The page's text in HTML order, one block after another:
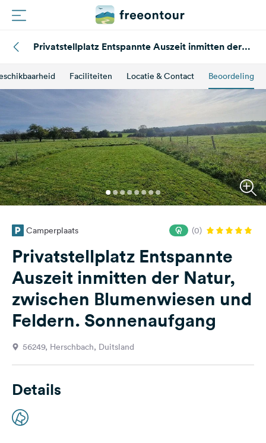
Campings
Magazine
Partners
Registreren
Inloggen
Vragen &
Feedback
Taal:
Nederlands
Volg
social
media
Privatstellplatz Entspannte Auszeit inmitten der
Sonnenaufgang
Faciliteiten Locatie & Contact Beoordeling
Camperplaats (0)
Privatstellplatz Entspannte
Auszeit inmitten der Natur,
zwischen Blumenwiesen und
Feldern. Sonnenaufgang
56249, Herschbach, Duitsland
Details